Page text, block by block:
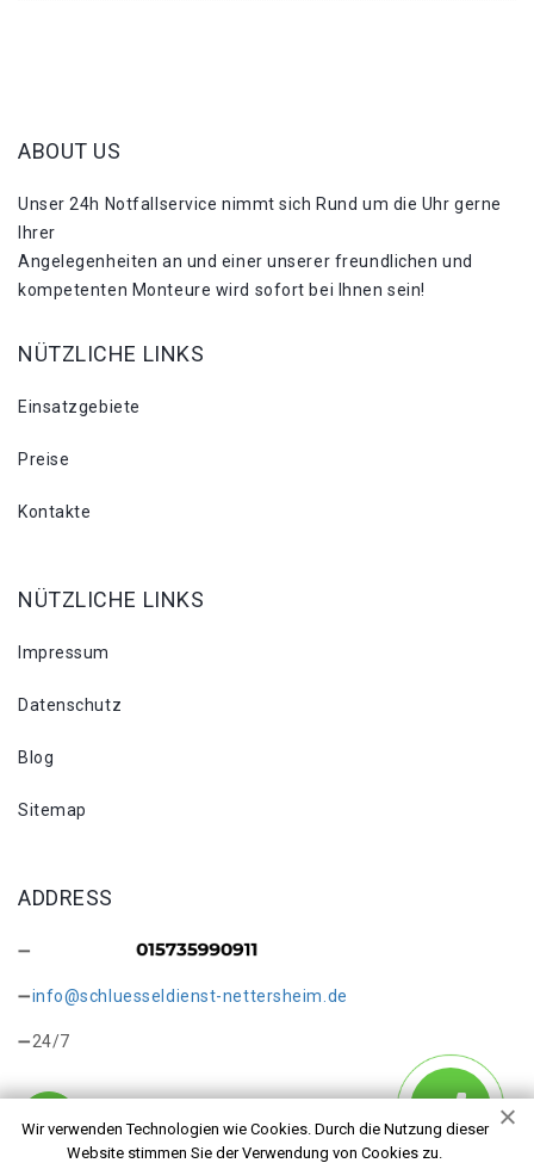
Wir verwenden Technologien wie Cookies. Durch die Nutzung dieser
Website stimmen Sie der Verwendung von Cookies zu.
ABOUT US
Unser 24h Notfallservice nimmt sich Rund um die Uhr gerne
Ihrer
Angelegenheiten an und einer unserer freundlichen und
kompetenten Monteure wird sofort bei Ihnen sein!
NÜTZLICHE LINKS
Einsatzgebiete
Preise
Kontakte
NÜTZLICHE LINKS
Impressum
Datenschutz
Blog
Sitemap
ADDRESS
info@schluesseldienst-nettersheim.de
24/7